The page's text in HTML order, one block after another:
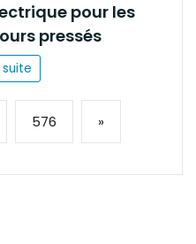
pour les
pressés
suite
576 Next
»